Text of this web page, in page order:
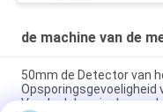
de machine van de
50mm de Detector van
Opsporingsgevoeligheid
Voedselchemische